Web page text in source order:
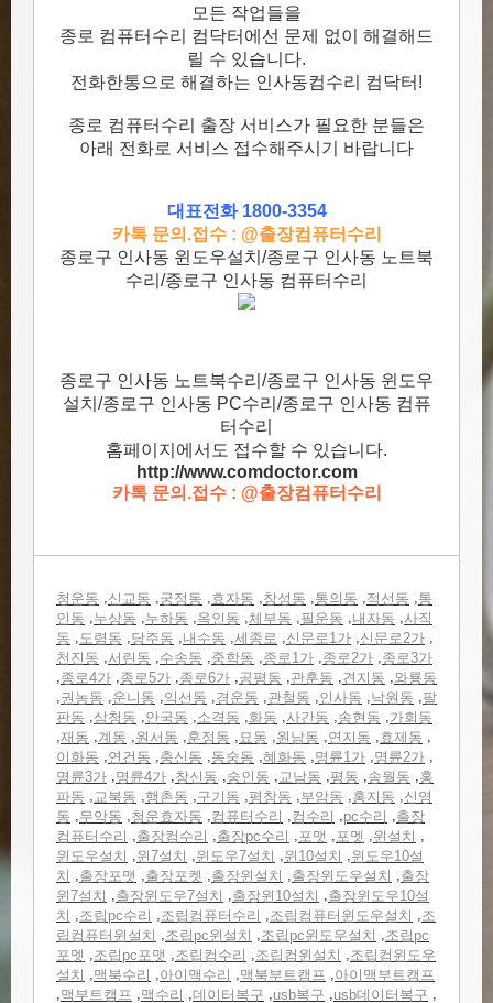
모든 작업들을
종로 컴퓨터수리 컴닥터에선 문제 없이 해결해드
릴 수 있습니다.
전화한통으로 해결하는 인사동컴수리 컴닥터!
종로 컴퓨터수리 출장 서비스가 필요한 분들은
아래 전화로 서비스 접수해주시기 바랍니다
대표전화 1800-3354
카톡 문의.접수 : @출장컴퓨터수리
종로구 인사동 윈도우설치/종로구 인사동 노트북
수리/종로구 인사동 컴퓨터수리
종로구 인사동 노트북수리/종로구 인사동 윈도우
설치/종로구 인사동 PC수리/종로구 인사동 컴퓨
터수리
홈페이지에서도 접수할 수 있습니다.
http://www.comdoctor.com
카톡 문의.접수 : @출장컴퓨터수리
청운동 ,신교동 ,궁정동 ,효자동 ,창성동 ,통의동 ,적선동 ,통
인동 ,누상동 ,누하동 ,옥인동 ,체부동 ,필운동 ,내자동 ,사직
동 ,도렴동 ,당주동 ,내수동 ,세종로 ,신문로1가 ,신문로2가 ,
천진동 ,서린동 ,수송동 ,중학동 ,종로1가 ,종로2가 ,종로3가
,종로4가 ,종로5가 ,종로6가 ,공평동 ,관훈동 ,견지동 ,와룡동
,권농동 ,운니동 ,익선동 ,경운동 ,관철동 ,인사동 ,낙원동 ,팔
판동 ,삼청동 ,안국동 ,소격동 ,화동 ,사간동 ,송현동 ,가회동
,재동 ,계동 ,원서동 ,훈정동 ,묘동 ,원남동 ,연지동 ,효제동 ,
이화동 ,연건동 ,충신동 ,동숭동 ,혜화동 ,명륜1가 ,명륜2가 ,
명륜3가 ,명륜4가 ,창신동 ,숭인동 ,교남동 ,평동 ,송월동 ,홍
파동 ,교북동 ,행촌동 ,구기동 ,평창동 ,부암동 ,홍지동 ,신영
동 ,무악동 ,청운효자동 ,컴퓨터수리 ,컴수리 ,pc수리 ,출장
컴퓨터수리 ,출장컴수리 ,출장pc수리 ,포맷 ,포멧 ,윈설치 ,
윈도우설치 ,윈7설치 ,윈도우7설치 ,윈10설치 ,윈도우10설
치 ,출장포맷 ,출장포켓 ,출장윈설치 ,출장윈도우설치 ,출장
윈7설치 ,출장윈도우7설치 ,출장윈10설치 ,출장윈도우10설
치 ,조립pc수리 ,조립컴퓨터수리 ,조립컴퓨터윈도우설치 ,조
립컴퓨터윈설치 ,조립pc윈설치 ,조립pc윈도우설치 ,조립pc
포멧 ,조립pc포맷 ,조립컴수리 ,조립컴윈설치 ,조립컴윈도우
설치 ,맥북수리 ,아이맥수리 ,맥북부트캠프 ,아이맥부트캠프
,맥부트캠프 ,맥수리 ,데이터복구 ,usb복구 ,usb데이터복구 ,